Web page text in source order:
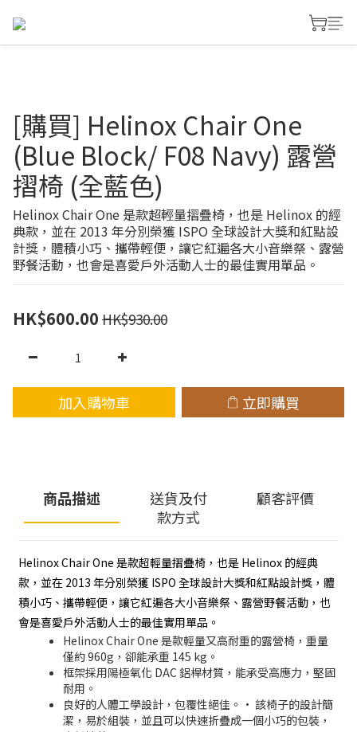
[購買] Helinox Chair One
(Blue Block/ F08 Navy) 露營
摺椅 (全藍色)
Helinox Chair One 是款超輕量摺疊椅，也是 Helinox 的經
典款，並在 2013 年分別榮獲 ISPO 全球設計大獎和紅點設
計獎，體積小巧、攜帶輕便，讓它紅遍各大小音樂祭、露營
野餐活動，也會是喜愛戶外活動人士的最佳實用單品。
HK$600.00 HK$930.00
加入購物車 立即購買
商品描述
送貨及付
款方式
顧客評價
Helinox Chair One 是款超輕量摺疊椅，也是 Helinox 的經典
款，並在 2013 年分別榮獲 ISPO 全球設計大獎和紅點設計獎，體
積小巧、攜帶輕便，讓它紅遍各大小音樂祭、露營野餐活動，也
會是喜愛戶外活動人士的最佳實用單品。
Helinox Chair One 是款輕量又高耐重的露營椅，重量
僅約 960g，卻能承重 145 kg。
框架採用陽極氧化 DAC 鋁桿材質，能承受高應力，堅固
耐用。
良好的人體工學設計，包覆性絕佳。• 該椅子的設計簡
潔，易於組裝，並且可以快速折疊成一個小巧的包裝，